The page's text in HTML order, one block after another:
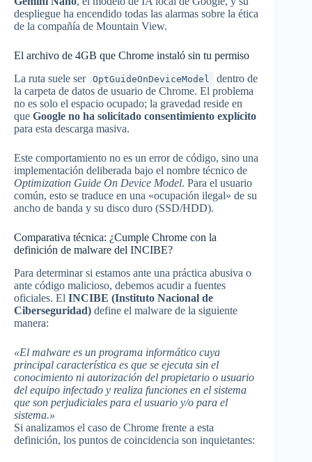
despliegue ha encendido todas las alarmas sobre la ética
de la compañía de Mountain View.
El archivo de 4GB que Chrome instaló sin tu permiso
La ruta suele ser OptGuideOnDeviceModel
dentro de
la carpeta de datos de usuario de Chrome. El problema
no es solo el espacio ocupado; la gravedad reside en
que Google no ha solicitado consentimiento explícito
para esta descarga masiva.
Este comportamiento no es un error de código, sino una
implementación deliberada bajo el nombre técnico de
Optimization Guide On Device Model. Para el usuario
común, esto se traduce en una «ocupación ilegal» de su
ancho de banda y su disco duro (SSD/HDD).
Comparativa técnica: ¿Cumple Chrome con la
definición de malware del INCIBE?
Para determinar si estamos ante una práctica abusiva o
ante código malicioso, debemos acudir a fuentes
oficiales. El INCIBE (Instituto Nacional de
Ciberseguridad) define el malware de la siguiente
manera:
«El malware es un programa informático cuya
principal característica es que se ejecuta sin el
conocimiento ni autorización del propietario o usuario
del equipo infectado y realiza funciones en el sistema
que son perjudiciales para el usuario y/o para el
sistema.»
Si analizamos el caso de Chrome frente a esta
definición, los puntos de coincidencia son inquietantes: